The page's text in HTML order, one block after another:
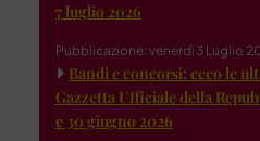
7 luglio 2026
Pubblicazione: venerdì 3 Luglio
Bandi e concorsi: ecco le
Gazzetta Ufficiale della
e 30 giugno 2026